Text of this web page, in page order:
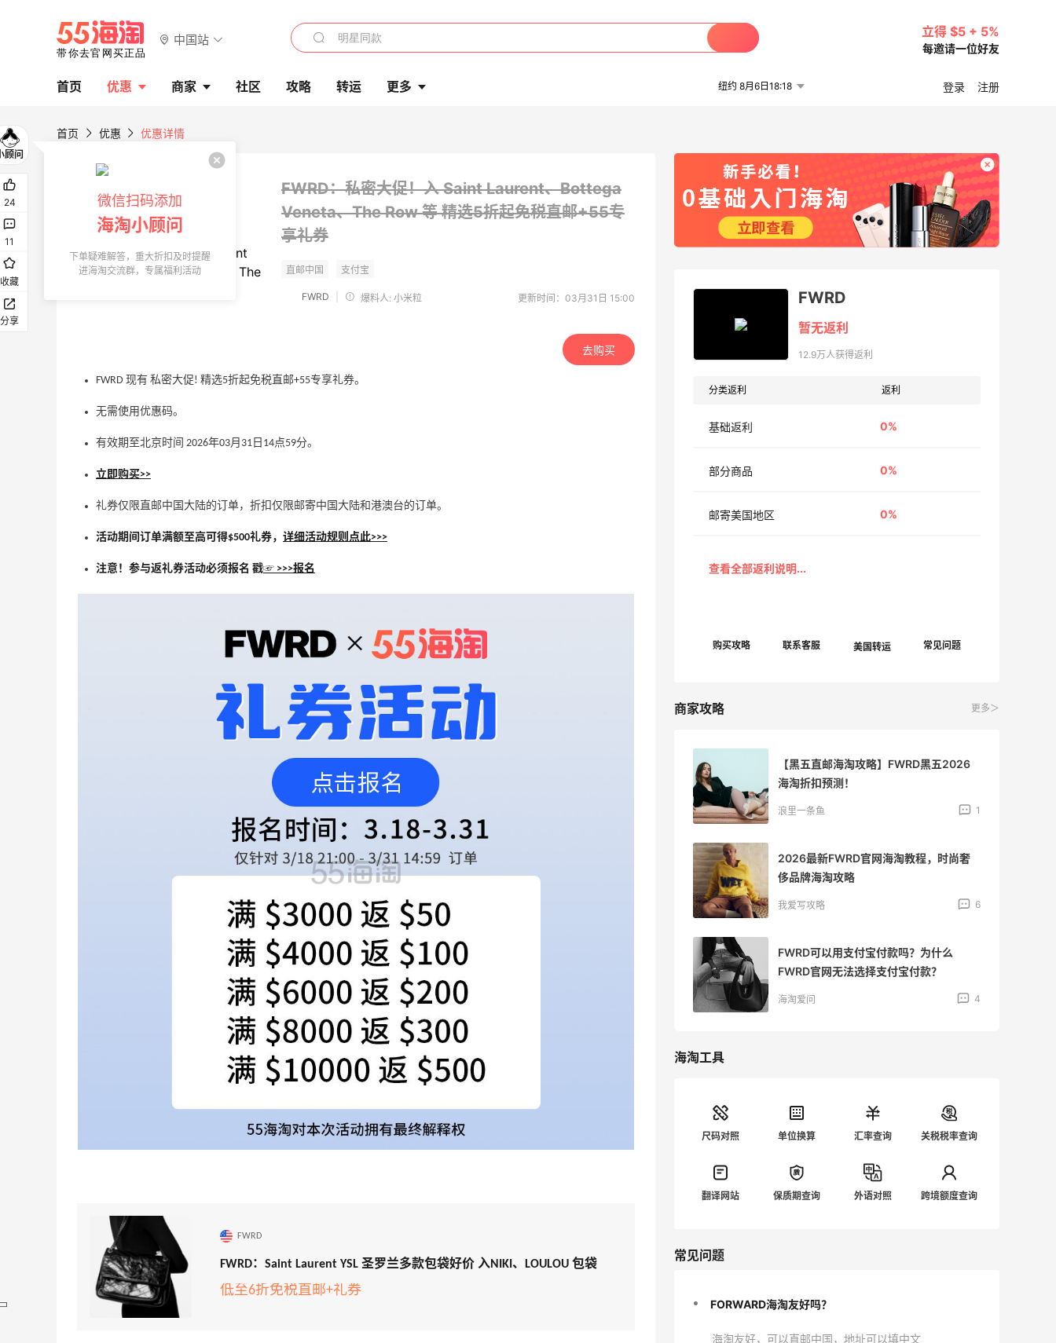
中国站
立得 $5 + 5%
每邀请一位好友
首页 优惠 商家 社区 攻略 转运 更多 纽约 8月6日18:18 登录 注册
首页 优惠 优惠详情
FWRD：私密大促！入 Saint Laurent、Bottega
Veneta、The Row 等精选5折起免税直邮+55专
享礼券
FWRD 爆料人: 小米粒 更新时间：03月31日 15:00
去购买
FWRD 现有 私密大促! 精选5折起免税直邮+55专享礼券。
无需使用优惠码。
有效期至北京时间 2026年03月31日14点59分。
立即购买>>
礼券仅限直邮中国大陆的订单，折扣仅限邮寄中国大陆和港澳台的订单。
活动期间订单满额至高可得$500礼券， 详细活动规则点此>>>
注意！参与返礼券活动必须报名 戳☞ >>>报名
FWRD
FWRD：Saint Laurent YSL 圣罗兰多款包袋好价 入NIKI、LOULOU 包袋
低至6折免税直邮+礼券
FWRD
暂无返利
12.9万人获得返利
分类返利 返利
基础返利 0%
部分商品 0%
邮寄美国地区 0%
美国转运
商家攻略 更多＞
2026最新FWRD官网海淘教程，时尚奢
侈品牌海淘攻略
FWRD可以用支付宝付款吗？为什么
海淘爱问
【黑五直邮海淘攻略】FWRD黑五2026
海淘折扣预测！
浪里一条鱼 1
2026最新FWRD官网海淘教程，时尚奢
侈品牌海淘攻略
我爱写攻略 6
FWRD可以用支付宝付款吗？为什么
FWRD官网无法选择支付宝付款？
海淘爱问 4
海淘工具
尺码对照 单位换算 汇率查询 关税税率查询
翻译网站 保质期查询 外语对照 跨境额度查询
常见问题
FORWARD海淘友好吗？
海淘友好，可以直邮中国，地址可以填中文
24
11
收藏
分享
微信扫码添加
海淘小顾问
下单疑难解答，重大折扣及时提醒
进海淘交流群，专属福利活动